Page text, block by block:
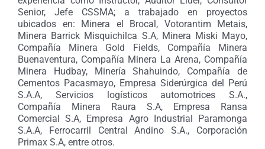
Senior, Jefe CSSMA; a trabajado en proyectos
ubicados en: Minera el Brocal, Votorantim Metais,
Minera Barrick Misquichilca S.A, Minera Miski Mayo,
Compañía Minera Gold Fields, Compañía Minera
Buenaventura, Compañía Minera La Arena, Compañía
Minera Hudbay, Minería Shahuindo, Compañía de
Cementos Pacasmayo, Empresa Siderúrgica del Perú
S.A.A, Servicios logísticos automotrices S.A.,
Compañía Minera Raura S.A, Empresa Ransa
Comercial S.A, Empresa Agro Industrial Paramonga
S.A.A, Ferrocarril Central Andino S.A., Corporación
Primax S.A, entre otros.